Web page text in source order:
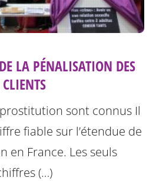
LA PÉNALISATION DES
CLIENTS
sont connus Il
fiable sur l’étendue de
en France. Les seuls
(…)